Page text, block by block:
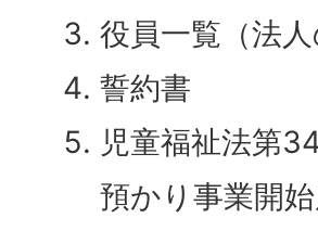
役員一覧（法人
誓約書
児童福祉法第
預かり事業開